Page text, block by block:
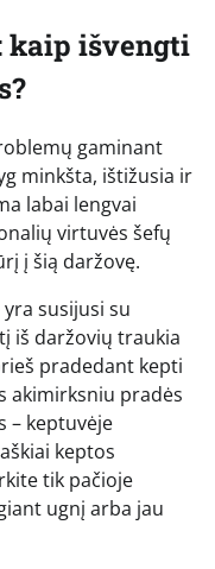
kaip išvengti
gaminant
minkšta, ištižusia ir
labai lengvai
virtuvės šefų
į šią daržovę.
susijusi su
iš daržovių traukia
pradedant kepti
akimirksniu pradės
– keptuvėje
keptos
tik pačioje
ugnį arba jau